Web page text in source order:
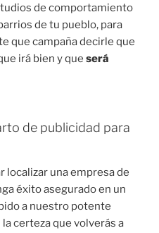
de comportamiento
de tu pueblo, para
que campaña decirle que
irá bien y que será
de publicidad para
localizar una empresa de
éxito asegurado en un
a nuestro potente
certeza que volverás a